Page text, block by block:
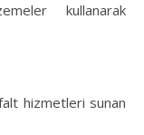
kullanarak
hizmetleri sunan